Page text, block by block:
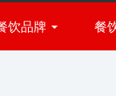
-凯发真人
饮品牌
火锅品牌 餐